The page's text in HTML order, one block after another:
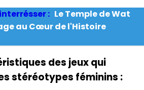
: Le Temple de Wat
au Cœur de l'Histoire
des jeux qui
stéréotypes féminins :